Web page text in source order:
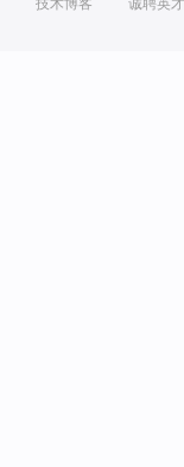
技术博客 诚聘英才